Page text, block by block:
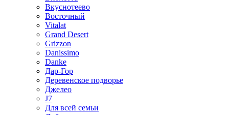
Вкуснотеево
Восточный
Vitalat
Grand Desert
Grizzon
Danissimo
Danke
Дар-Гор
Деревенское подворье
Джелео
J7
Для всей семьи